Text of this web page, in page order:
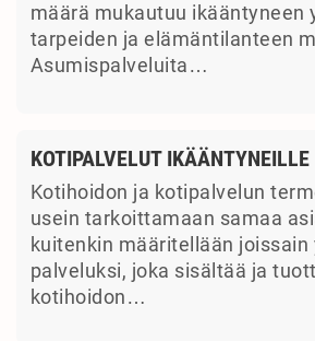
määrä mukautuu ikääntyneen
tarpeiden ja elämäntilanteen
Asumispalveluita…
KOTIPALVELUT IKÄÄNTYNEILLE
Kotihoidon ja kotipalvelun
usein tarkoittamaan samaa
kuitenkin määritellään joissain
palveluksi, joka sisältää ja
kotihoidon…